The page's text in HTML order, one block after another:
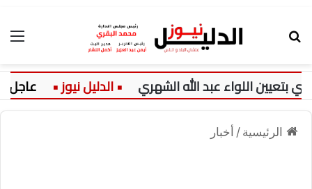
اللواء عبد الله الشهري عاجل:
الرئيسية / أخبار